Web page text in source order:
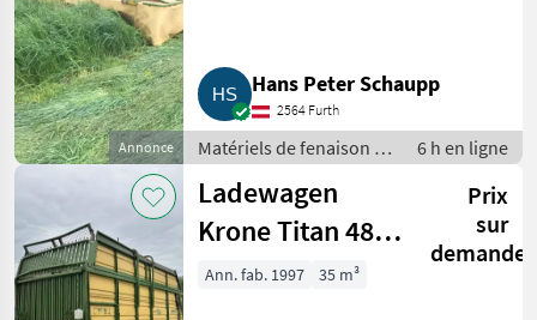
Annonce
Hans Peter Schaupp
2564 Furth
Matériels de fenaison /
Faucheuses
6 h en ligne
Ladewagen
Krone Titan 48
All in, Titan 48
Prix
sur
demande
Ann. fab. 1997 35 m³